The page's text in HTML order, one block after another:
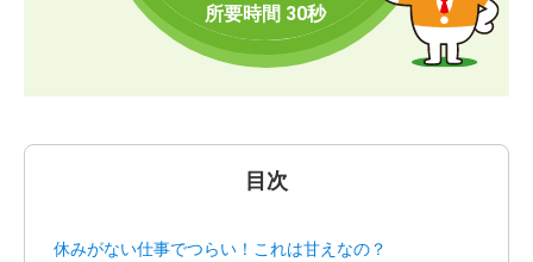
目次
休みがない仕事でつらい！これは甘えなの？